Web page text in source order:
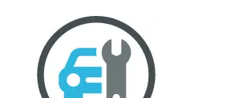
springen